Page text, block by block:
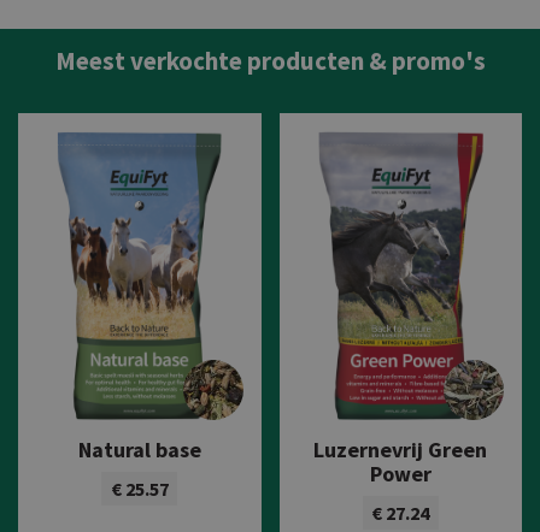
Meest verkochte producten & promo's
Natural base
€ 25.57
Luzernevrij Green
Power
€ 27.24